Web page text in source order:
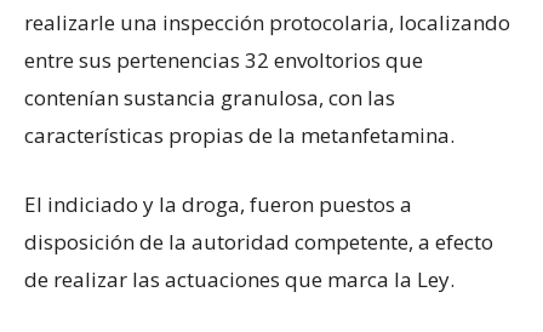
realizarle una inspección protocolaria, localizando
entre sus pertenencias 32 envoltorios que
contenían sustancia granulosa, con las
características propias de la metanfetamina.
El indiciado y la droga, fueron puestos a
disposición de la autoridad competente, a efecto
de realizar las actuaciones que marca la Ley.